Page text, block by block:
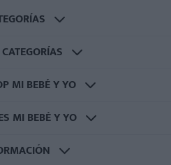
MI BEBÉ Y YO
MI BEBÉ Y YO